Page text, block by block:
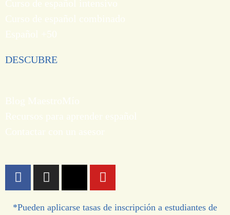
DESCUBRE
*Pueden aplicarse tasas de inscripción a estudiantes de